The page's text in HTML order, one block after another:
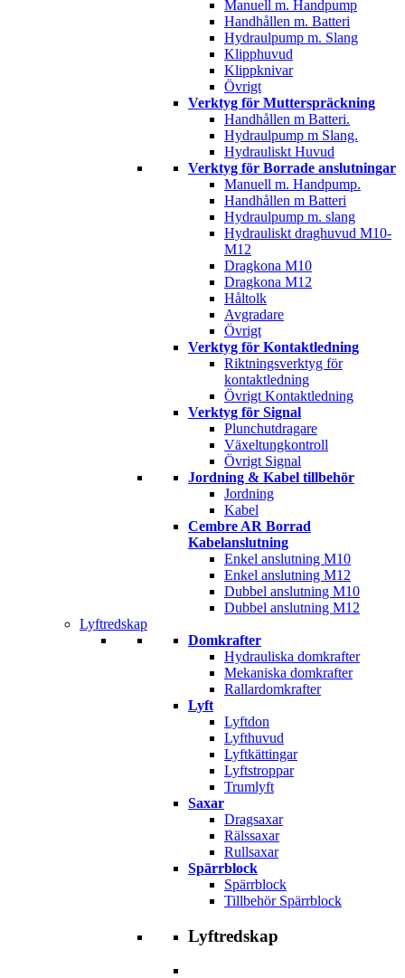
Manuell m. Handpump
Handhållen m. Batteri
Hydraulpump m. Slang
Klipphuvud
Klippknivar
Övrigt
Verktyg för Mutterspräckning
Handhållen m Batteri.
Hydraulpump m Slang.
Hydrauliskt Huvud
Verktyg för Borrade anslutningar
Manuell m. Handpump.
Handhållen m Batteri
Hydraulpump m. slang
Hydrauliskt draghuvud M10-
M12
Dragkona M10
Dragkona M12
Håltolk
Avgradare
Övrigt
Verktyg för Kontaktledning
Riktningsverktyg för
kontaktledning
Övrigt Kontaktledning
Verktyg för Signal
Plunchutdragare
Växeltungkontroll
Övrigt Signal
Jordning & Kabel tillbehör
Jordning
Kabel
Cembre AR Borrad
Kabelanslutning
Enkel anslutning M10
Enkel anslutning M12
Dubbel anslutning M10
Dubbel anslutning M12
Lyftredskap
Domkrafter
Hydrauliska domkrafter
Mekaniska domkrafter
Rallardomkrafter
Lyft
Lyftdon
Lyfthuvud
Lyftkättingar
Lyftstroppar
Trumlyft
Saxar
Dragsaxar
Rälssaxar
Rullsaxar
Spärrblock
Spärrblock
Tillbehör Spärrblock
Lyftredskap